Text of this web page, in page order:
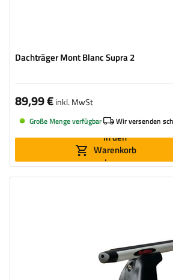
Dachträger Mont Blanc Supra 2
89,99 €inkl. MwSt
Große Menge verfügbar Wir versenden
In den
Warenkorb
legen